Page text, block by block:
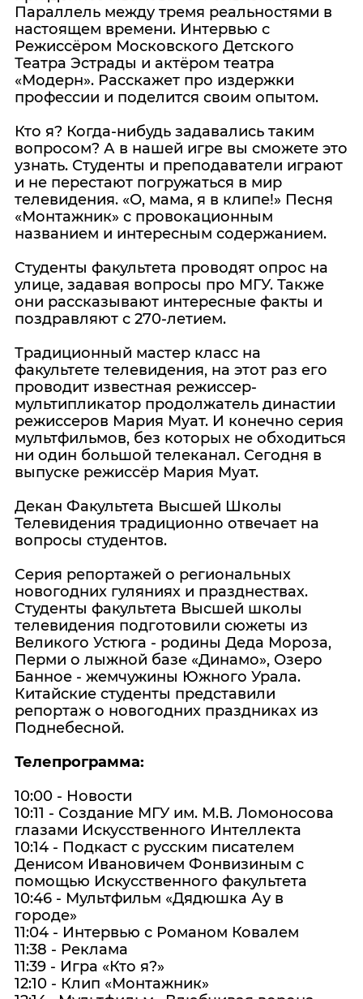
Параллель между тремя реальностями в
настоящем времени. Интервью с
Режиссёром Московского Детского
Театра Эстрады и актёром театра
«Модерн». Расскажет про издержки
профессии и поделится своим опытом.
Кто я? Когда-нибудь задавались таким
вопросом? А в нашей игре вы сможете это
узнать. Студенты и преподаватели играют
и не перестают погружаться в мир
телевидения. «О, мама, я в клипе!» Песня
«Монтажник» с провокационным
названием и интересным содержанием.
Студенты факультета проводят опрос на
улице, задавая вопросы про МГУ. Также
они рассказывают интересные факты и
поздравляют с 270-летием.
Традиционный мастер класс на
факультете телевидения, на этот раз его
проводит известная режиссер-
мультипликатор продолжатель династии
режиссеров Мария Муат. И конечно серия
мультфильмов, без которых не обходиться
ни один большой телеканал. Сегодня в
выпуске режиссёр Мария Муат.
Декан Факультета Высшей Школы
Телевидения традиционно отвечает на
вопросы студентов.
Серия репортажей о региональных
новогодних гуляниях и празднествах.
Студенты факультета Высшей школы
телевидения подготовили сюжеты из
Великого Устюга - родины Деда Мороза,
Перми о лыжной базе «Динамо», Озеро
Банное - жемчужины Южного Урала.
Китайские студенты представили
репортаж о новогодних праздниках из
Поднебесной.
Телепрограмма:
10:00 - Новости
10:11 - Создание МГУ им. М.В. Ломоносова
глазами Искусственного Интеллекта
10:14 - Подкаст с русским писателем
Денисом Ивановичем Фонвизиным с
помощью Искусственного факультета
10:46 - Мультфильм «Дядюшка Ау в
городе»
11:04 - Интервью с Романом Ковалем
11:38 - Реклама
11:39 - Игра «Кто я?»
12:10 - Клип «Монтажник»